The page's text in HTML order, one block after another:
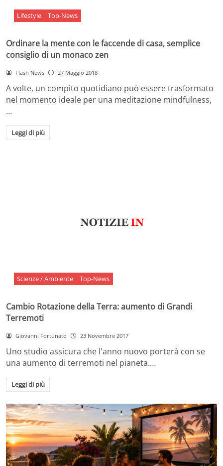
Lifestyle Top-News
Ordinare la mente con le faccende di casa, semplice
consiglio di un monaco zen
Flash News 27 Maggio 2018
A volte, un compito quotidiano può essere trasformato
nel momento ideale per una meditazione mindfulness,
…
Leggi di più
Scienze / Ambiente Top-News
Cambio Rotazione della Terra: aumento di Grandi
Terremoti
Giovanni Fortunato 23 Novembre 2017
Uno studio assicura che l'anno nuovo porterà con se
una aumento di terremoti nel pianeta.…
Leggi di più